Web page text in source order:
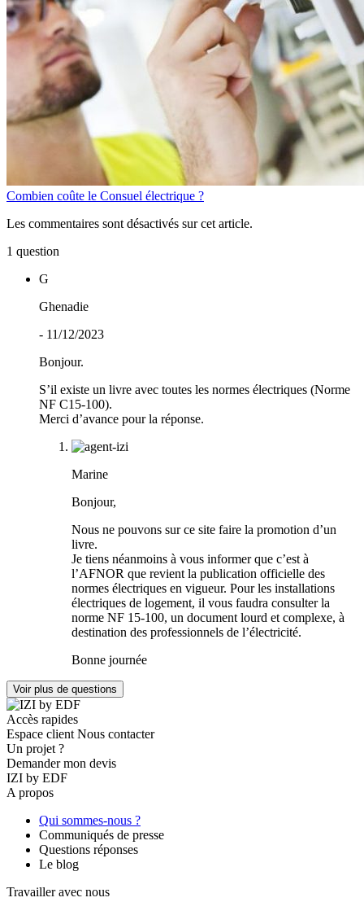
Combien coûte le Consuel électrique ?
Les commentaires sont désactivés sur cet article.
1 question
G
Ghenadie
- 11/12/2023
Bonjour.
S’il existe un livre avec toutes les normes électriques (Norme
NF C15-100).
Merci d’avance pour la réponse.
Marine
Bonjour,
Nous ne pouvons sur ce site faire la promotion d’un
livre.
Je tiens néanmoins à vous informer que c’est à
l’AFNOR que revient la publication officielle des
normes électriques en vigueur. Pour les installations
électriques de logement, il vous faudra consulter la
norme NF 15-100, un document lourd et complexe, à
destination des professionnels de l’électricité.
Bonne journée
Voir plus de questions
Accès rapides
Espace client Nous contacter
Un projet ?
Demander mon devis
IZI by EDF
A propos
Qui sommes-nous ?
Communiqués de presse
Questions réponses
Le blog
Travailler avec nous